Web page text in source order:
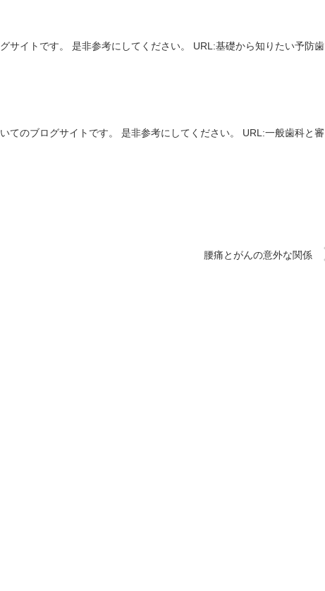
サイトです。 是非参考にしてください。 URL:基礎から知りたい予防歯
てのブログサイトです。 是非参考にしてください。 URL:一般歯科と審
腰痛とがんの意外な関係